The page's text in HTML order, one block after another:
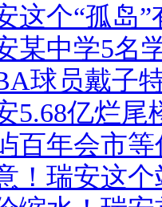
这个“孤岛
某中学5名
球员戴子
5.68亿烂
百年会市
！瑞安这